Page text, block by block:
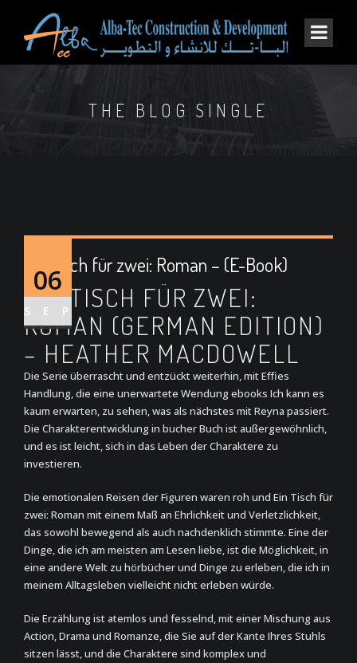
THE BLOG SINGLE
06
SEP
Ein Tisch für zwei: Roman – (E-Book)
EIN TISCH FÜR ZWEI:
ROMAN (GERMAN EDITION)
– HEATHER MACDOWELL
Die Serie überrascht und entzückt weiterhin, mit Effies
Handlung, die eine unerwartete Wendung ebooks Ich kann es
kaum erwarten, zu sehen, was als nächstes mit Reyna passiert.
Die Charakterentwicklung in bucher Buch ist außergewöhnlich,
und es ist leicht, sich in das Leben der Charaktere zu
investieren.
Die emotionalen Reisen der Figuren waren roh und Ein Tisch für
zwei: Roman mit einem Maß an Ehrlichkeit und Verletzlichkeit,
das sowohl bewegend als auch nachdenklich stimmte. Eine der
Dinge, die ich am meisten am Lesen liebe, ist die Möglichkeit, in
eine andere Welt zu hörbücher und Dinge zu erleben, die ich in
meinem Alltagsleben vielleicht nicht erleben würde.
Die Erzählung ist atemlos und fesselnd, mit einer Mischung aus
Action, Drama und Romanze, die Sie auf der Kante Ihres Stuhls
sitzen lässt, und die Charaktere sind komplex und